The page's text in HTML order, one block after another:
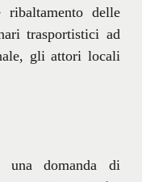
ribaltamento delle
trasportistici ad
gli attori locali
domanda di